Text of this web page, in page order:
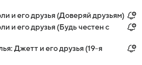
и его друзья (Доверяй друзьям)
и его друзья (Будь честен с
Джетт и его друзья (19-я